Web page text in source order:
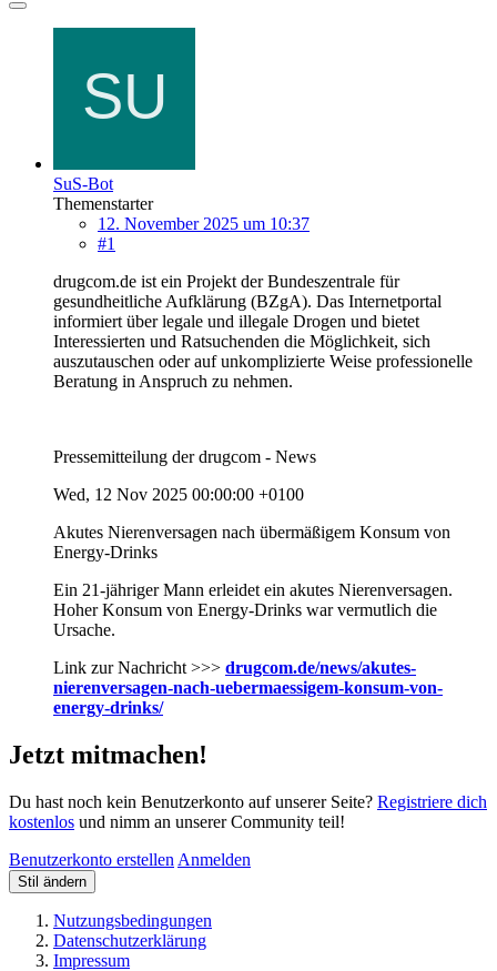
SuS-Bot
Themenstarter
12. November 2025 um 10:37
#1
drugcom.de ist ein Projekt der Bundeszentrale für
gesundheitliche Aufklärung (BZgA). Das Internetportal
informiert über legale und illegale Drogen und bietet
Interessierten und Ratsuchenden die Möglichkeit, sich
auszutauschen oder auf unkomplizierte Weise professionelle
Beratung in Anspruch zu nehmen.
Pressemitteilung der drugcom - News
Wed, 12 Nov 2025 00:00:00 +0100
Akutes Nierenversagen nach übermäßigem Konsum von
Energy-Drinks
Ein 21-jähriger Mann erleidet ein akutes Nierenversagen.
Hoher Konsum von Energy-Drinks war vermutlich die
Ursache.
Link zur Nachricht >>> drugcom.de/news/akutes-
nierenversagen-nach-uebermaessigem-konsum-von-
energy-drinks/
Jetzt mitmachen!
Du hast noch kein Benutzerkonto auf unserer Seite? Registriere dich
kostenlos und nimm an unserer Community teil!
Benutzerkonto erstellen Anmelden
Stil ändern
Nutzungsbedingungen
Datenschutzerklärung
Impressum